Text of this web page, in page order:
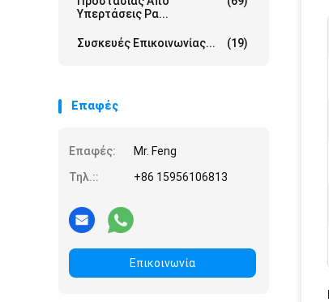
Υπερτάσεις Ρα...
Συσκευές Επικοινωνίας... (19)
Επαφές
Επαφές:
Mr. Feng
Τηλ.::
+86 15956106813
Επικοινωνία